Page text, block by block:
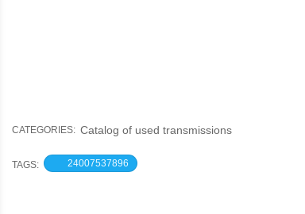
CATEGORIES: Catalog of used transmissions
TAGS: 24007537896